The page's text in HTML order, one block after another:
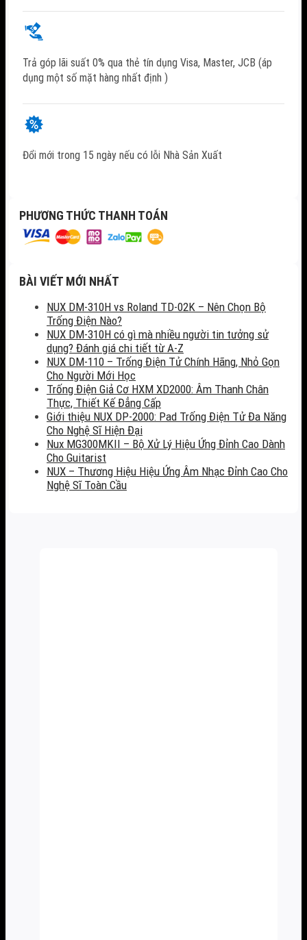
Trả góp lãi suất 0% qua thẻ tín dụng Visa, Master, JCB (áp
dụng một số mặt hàng nhất định )
Đổi mới trong 15 ngày nếu có lỗi Nhà Sản Xuất
PHƯƠNG THỨC THANH TOÁN
BÀI VIẾT MỚI NHẤT
NUX DM-310H vs Roland TD-02K – Nên Chọn Bộ
Trống Điện Nào?
NUX DM-310H có gì mà nhiều người tin tưởng sử
dụng? Đánh giá chi tiết từ A-Z
NUX DM-110 – Trống Điện Tử Chính Hãng, Nhỏ Gọn
Cho Người Mới Học
Trống Điện Giả Cơ HXM XD2000: Âm Thanh Chân
Thực, Thiết Kế Đẳng Cấp
Giới thiệu NUX DP-2000: Pad Trống Điện Tử Đa Năng
Cho Nghệ Sĩ Hiện Đại
Nux MG300MKII – Bộ Xử Lý Hiệu Ứng Đỉnh Cao Dành
Cho Guitarist
NUX – Thương Hiệu Hiệu Ứng Âm Nhạc Đỉnh Cao Cho
Nghệ Sĩ Toàn Cầu